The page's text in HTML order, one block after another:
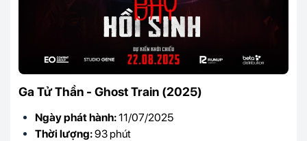
Ga Tử Thần - Ghost Train (2025)
Ngày phát hành:11/07/2025
Thời lượng:93 phút